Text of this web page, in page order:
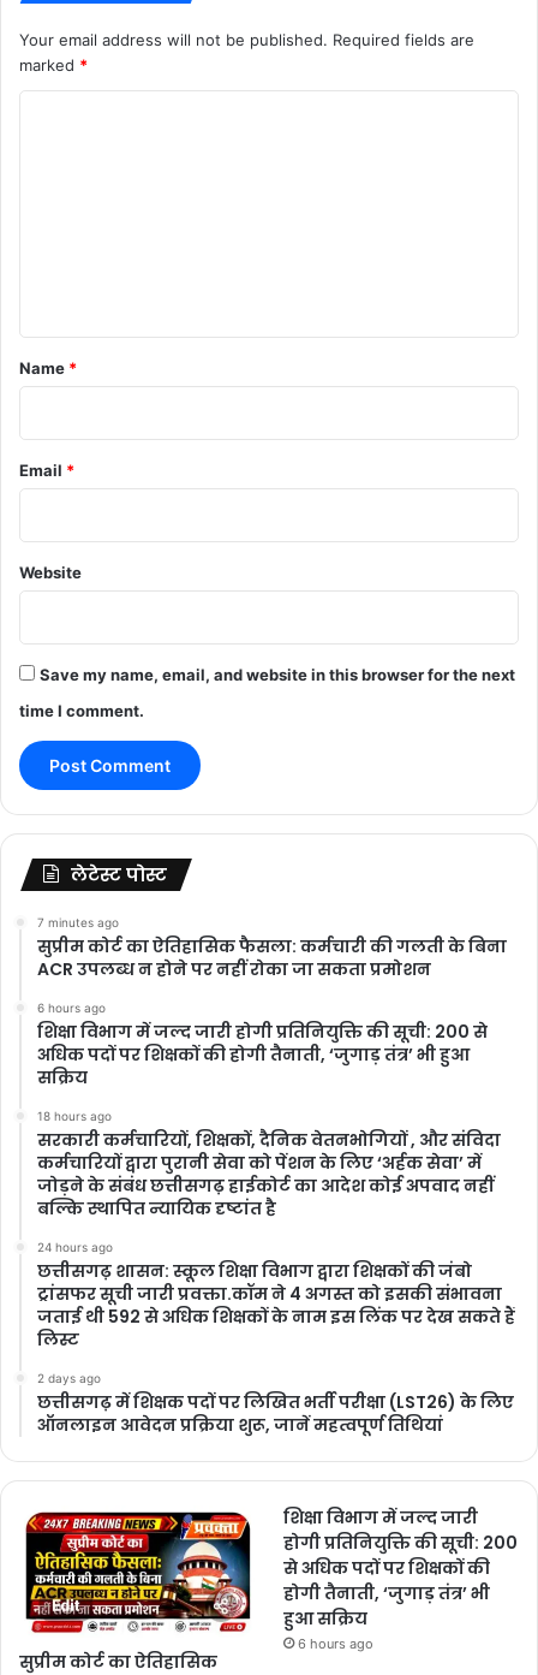
Your email address will not be published. Required fields are
marked *
*
Name *
Email *
Website
Save my name, email, and website in this browser for the next
time I comment.
लेटेस्ट पोस्ट
7 minutes ago
सुप्रीम कोर्ट का ऐतिहासिक फैसला: कर्मचारी की गलती के बिना
ACR उपलब्ध न होने पर नहीं रोका जा सकता प्रमोशन
6 hours ago
शिक्षा विभाग में जल्द जारी होगी प्रतिनियुक्ति की सूची: 200 से
अधिक पदों पर शिक्षकों की होगी तैनाती, ‘जुगाड़ तंत्र’ भी हुआ
सक्रिय
18 hours ago
सरकारी कर्मचारियों, शिक्षकों, दैनिक वेतनभोगियों , और संविदा
कर्मचारियों द्वारा पुरानी सेवा को पेंशन के लिए ‘अर्हक सेवा’ में
जोड़ने के संबंध छत्तीसगढ़ हाईकोर्ट का आदेश कोई अपवाद नहीं
बल्कि स्थापित न्यायिक दृष्टांत है
24 hours ago
छत्तीसगढ़ शासन: स्कूल शिक्षा विभाग द्वारा शिक्षकों की जंबो
ट्रांसफर सूची जारी प्रवक्ता.कॉम ने 4 अगस्त को इसकी संभावना
जताई थी 592 से अधिक शिक्षकों के नाम इस लिंक पर देख सकते हैं
लिस्ट
2 days ago
छत्तीसगढ़ में शिक्षक पदों पर लिखित भर्ती परीक्षा (LST26) के लिए
ऑनलाइन आवेदन प्रक्रिया शुरू, जानें महत्वपूर्ण तिथियां
सुप्रीम कोर्ट का ऐतिहासिक
शिक्षा विभाग में जल्द जारी
होगी प्रतिनियुक्ति की सूची: 200
से अधिक पदों पर शिक्षकों की
होगी तैनाती, ‘जुगाड़ तंत्र’ भी
हुआ सक्रिय
6 hours ago